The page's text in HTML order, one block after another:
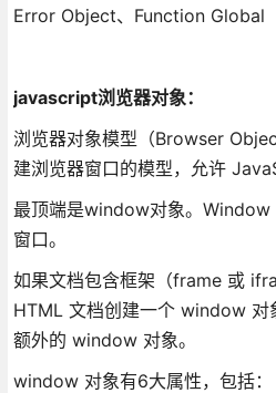
Error Object、Function Global
javascript浏览器对象：
浏览器对象模型（Browser
建浏览器窗口的模型，允许
最顶端是window对象。Window
窗口。
如果文档包含框架（frame 或
HTML 文档创建一个 window 对
额外的 window 对象。
window 对象有6大属性，包括：